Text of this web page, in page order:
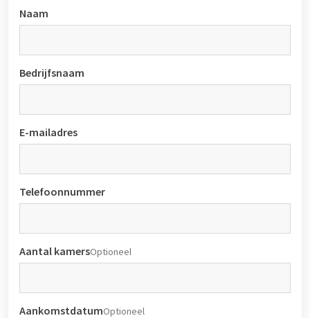
Naam
Bedrijfsnaam
E-mailadres
Telefoonnummer
Aantal kamersOptioneel
AankomstdatumOptioneel